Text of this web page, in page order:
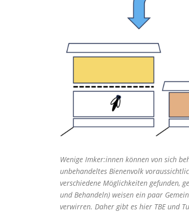
Wenige Imker:innen können von sich
unbehandeltes Bienenvolk
verschiedene Möglichkeiten gefunden,
und Behandeln) weisen ein paar
verwirren. Daher gibt es hier TBE und